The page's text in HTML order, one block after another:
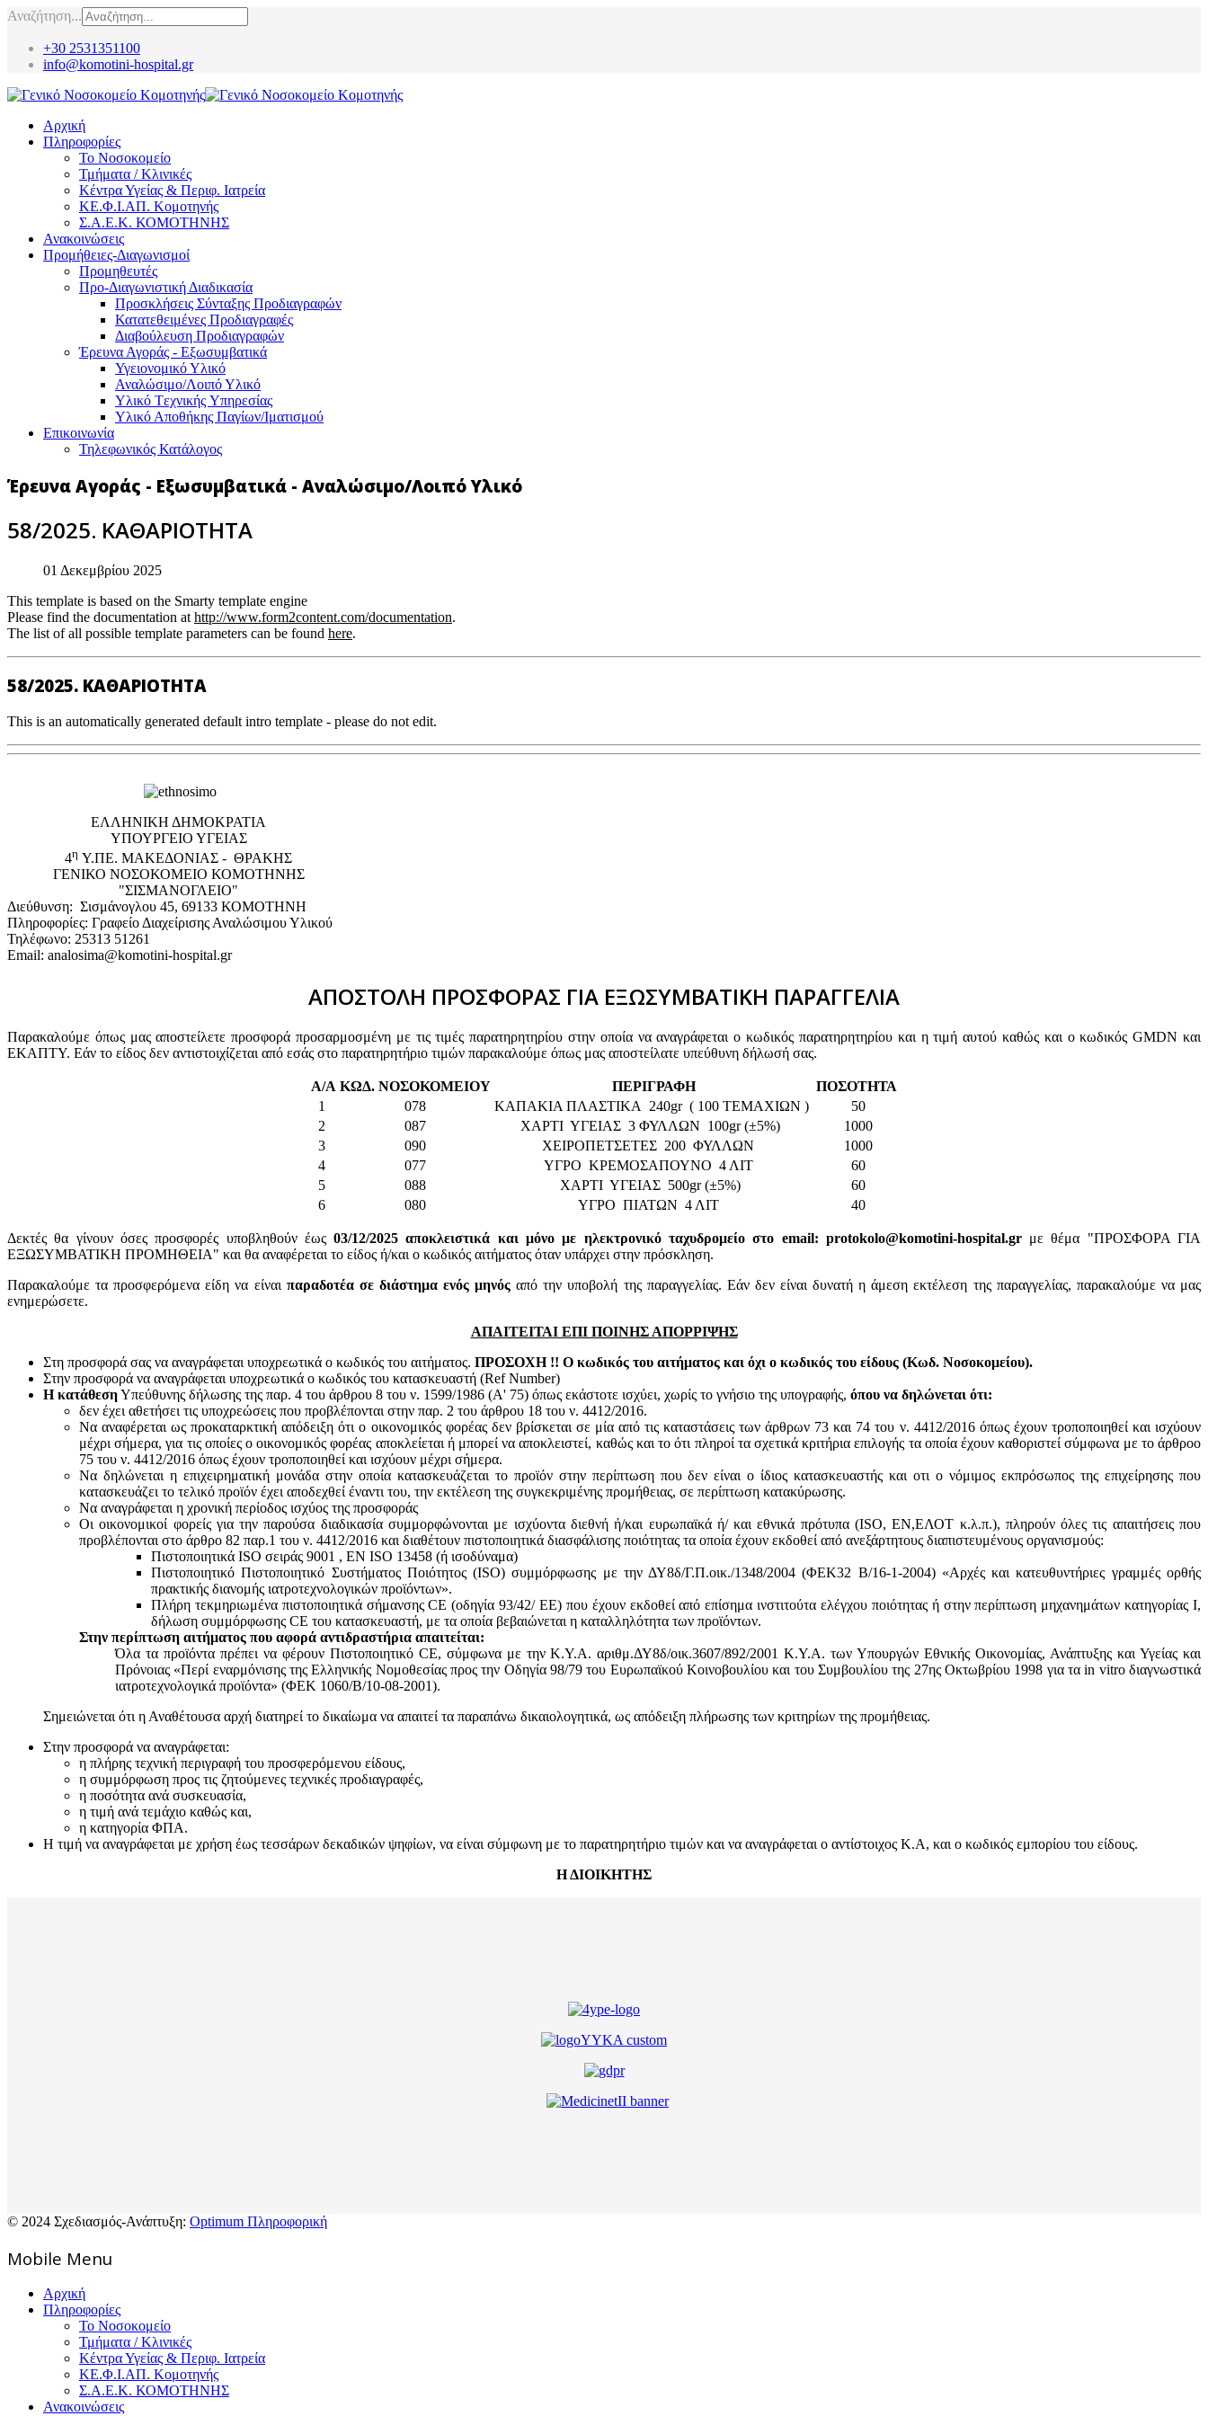
Αναζήτηση...
+30 2531351100
info@komotini-hospital.gr
Αρχική
Πληροφορίες
Το Νοσοκομείο
Τμήματα / Κλινικές
Κέντρα Υγείας & Περιφ. Ιατρεία
ΚΕ.Φ.Ι.ΑΠ. Κομοτηνής
Σ.Α.Ε.Κ. ΚΟΜΟΤΗΝΗΣ
Ανακοινώσεις
Προμήθειες-Διαγωνισμοί
Προμηθευτές
Προ-Διαγωνιστική Διαδικασία
Προσκλήσεις Σύνταξης Προδιαγραφών
Κατατεθειμένες Προδιαγραφές
Διαβούλευση Προδιαγραφών
Έρευνα Αγοράς - Εξωσυμβατικά
Υγειονομικό Υλικό
Αναλώσιμο/Λοιπό Υλικό
Υλικό Tεχνικής Yπηρεσίας
Υλικό Αποθήκης Παγίων/Ιματισμού
Επικοινωνία
Τηλεφωνικός Κατάλογος
Έρευνα Αγοράς - Εξωσυμβατικά - Αναλώσιμο/Λοιπό Υλικό
58/2025. ΚΑΘΑΡΙΟΤΗΤΑ
01 Δεκεμβρίου 2025
This template is based on the Smarty template engine
Please find the documentation at http://www.form2content.com/documentation.
The list of all possible template parameters can be found here.
58/2025. ΚΑΘΑΡΙΟΤΗΤΑ
This is an automatically generated default intro template - please do not edit.
EΛΛΗΝΙΚΗ ΔΗΜΟΚΡΑΤΙΑ
ΥΠΟΥΡΓΕΙΟ ΥΓΕΙΑΣ
4η Υ.ΠΕ. ΜΑΚΕΔΟΝΙΑΣ - ΘΡΑΚΗΣ
ΓΕΝΙΚΟ NΟΣΟΚΟΜΕΙΟ ΚΟΜΟΤΗΝΗΣ
"ΣΙΣΜΑΝΟΓΛΕΙΟ"
Διεύθυνση: Σισμάνογλου 45, 69133 ΚΟΜΟΤΗΝΗ
Πληροφορίες: Γραφείο Διαχείρισης Αναλώσιμου Υλικού
Τηλέφωνο: 25313 51261
Email: analosima@komotini-hospital.gr
ΑΠΟΣΤΟΛΗ ΠΡΟΣΦΟΡΑΣ ΓΙΑ ΕΞΩΣΥΜΒΑΤΙΚΗ ΠΑΡΑΓΓΕΛΙΑ
Παρακαλούμε όπως μας αποστείλετε προσφορά προσαρμοσμένη με τις τιμές παρατηρητηρίου στην οποία να αναγράφεται ο κωδικός παρατηρητηρίου και η τιμή αυτού καθώς και ο κωδικός GMDN και
ΕΚΑΠΤΥ. Εάν το είδος δεν αντιστοιχίζεται από εσάς στο παρατηρητήριο τιμών παρακαλούμε όπως μας αποστείλατε υπεύθυνη δήλωσή σας.
Α/Α ΚΩΔ. ΝΟΣΟΚΟΜΕΙΟΥ ΠΕΡΙΓΡΑΦΗ
ΠΟΣΟΤΗΤΑ
1
078 ΚΑΠΑΚΙΑ ΠΛΑΣΤΙΚΑ 240gr ( 100 ΤΕΜΑΧΙΩΝ )
50
2
087 ΧΑΡΤΙ ΥΓΕΙΑΣ 3 ΦΥΛΛΩΝ 100gr (±5%)
1000
3
090 ΧΕΙΡΟΠΕΤΣΕΤΕΣ 200 ΦΥΛΛΩΝ
1000
4
077 ΥΓΡΟ ΚΡΕΜΟΣΑΠΟΥΝΟ 4 ΛΙΤ
60
5
088 ΧΑΡΤΙ ΥΓΕΙΑΣ 500gr (±5%)
60
6
080 ΥΓΡΟ ΠΙΑΤΩΝ 4 ΛΙΤ 40
Δεκτές θα γίνουν όσες προσφορές υποβληθούν έως03/12/2025 αποκλειστικά και μόνο με ηλεκτρονικό ταχυδρομείο στο email: protokolo@komotini-hospital.grμε θέμα "ΠΡΟΣΦΟΡΑ ΓΙΑ
ΕΞΩΣΥΜΒΑΤΙΚΗ ΠΡΟΜΗΘΕΙΑ" και θα αναφέρεται το είδος ή/και ο κωδικός αιτήματος όταν υπάρχει στην πρόσκληση.
Παρακαλούμε τα προσφερόμενα είδη να είναι παραδοτέα σε διάστημα ενός μηνός από την υποβολή της παραγγελίας. Εάν δεν είναι δυνατή η άμεση εκτέλεση της παραγγελίας, παρακαλούμε να μας
ενημερώσετε.
ΑΠΑΙΤΕΙΤΑΙ ΕΠΙ ΠΟΙΝΗΣ ΑΠΟΡΡΙΨΗΣ
Στη προσφορά σας να αναγράφεται υποχρεωτικά ο κωδικός του αιτήματος. ΠΡΟΣΟΧΗ !! Ο κωδικός του αιτήματος και όχι ο κωδικός του είδους (Κωδ. Νοσοκομείου).
Στην προσφορά να αναγράφεται υποχρεωτικά ο κωδικός του κατασκευαστή (Ref Number)
Η κατάθεσηΥπεύθυνης δήλωσης της παρ. 4 του άρθρου 8 του ν. 1599/1986 (Α' 75) όπως εκάστοτε ισχύει, χωρίς το γνήσιο της υπογραφής, όπου να δηλώνεται ότι:
δεν έχει αθετήσει τις υποχρεώσεις που προβλέπονται στην παρ. 2 του άρθρου 18 του ν. 4412/2016.
Να αναφέρεται ως προκαταρκτική απόδειξη ότι ο οικονομικός φορέας δεν βρίσκεται σε μία από τις καταστάσεις των άρθρων 73 και 74 του ν. 4412/2016 όπως έχουν τροποποιηθεί και ισχύουν
μέχρι σήμερα, για τις οποίες ο οικονομικός φορέας αποκλείεται ή μπορεί να αποκλειστεί, καθώς και το ότι πληροί τα σχετικά κριτήρια επιλογής τα οποία έχουν καθοριστεί σύμφωνα με τo άρθροo
75 του ν. 4412/2016 όπως έχουν τροποποιηθεί και ισχύουν μέχρι σήμερα.
Να δηλώνεται η επιχειρηματική μονάδα στην οποία κατασκευάζεται το προϊόν στην περίπτωση που δεν είναι ο ίδιος κατασκευαστής και oτι ο νόμιμος εκπρόσωπος της επιχείρησης που
κατασκευάζει το τελικό προϊόν έχει αποδεχθεί έναντι του, την εκτέλεση της συγκεκριμένης προμήθειας, σε περίπτωση κατακύρωσης.
Να αναγράφεται η χρονική περίοδος ισχύος της προσφοράς
Οι οικονομικοί φορείς για την παρούσα διαδικασία συμμορφώνονται με ισχύοντα διεθνή ή/και ευρωπαϊκά ή/ και εθνικά πρότυπα (ISO, ΕΝ,ΕΛΟΤ κ.λ.π.), πληρούν όλες τις απαιτήσεις που
προβλέπονται στο άρθρο 82 παρ.1 του ν. 4412/2016 και διαθέτουν πιστοποιητικά διασφάλισης ποιότητας τα οποία έχουν εκδοθεί από ανεξάρτητους διαπιστευμένους οργανισμούς:
Πιστοποιητικά ISO σειράς 9001 , ΕΝ ISO 13458 (ή ισοδύναμα)
Πιστοποιητικό Πιστοποιητικό Συστήματος Ποιότητος (ISO) συμμόρφωσης με την ΔΥ8δ/Γ.Π.οικ./1348/2004 (ΦΕΚ32 Β/16-1-2004) «Αρχές και κατευθυντήριες γραμμές ορθής
πρακτικής διανομής ιατροτεχνολογικών προϊόντων».
Πλήρη τεκμηριωμένα πιστοποιητικά σήμανσης CE (οδηγία 93/42/ ΕΕ) που έχουν εκδοθεί από επίσημα ινστιτούτα ελέγχου ποιότητας ή στην περίπτωση μηχανημάτων κατηγορίας Ι,
δήλωση συμμόρφωσης CE του κατασκευαστή, με τα οποία βεβαιώνεται η καταλληλότητα των προϊόντων.
Στην περίπτωση αιτήματος που αφορά αντιδραστήρια απαιτείται:
Όλα τα προϊόντα πρέπει να φέρουν Πιστοποιητικό CE, σύμφωνα με την Κ.Υ.Α. αριθμ.ΔΥ8δ/οικ.3607/892/2001 Κ.Υ.Α. των Υπουργών Εθνικής Οικονομίας, Ανάπτυξης και Υγείας και
Πρόνοιας «Περί εναρμόνισης της Ελληνικής Νομοθεσίας προς την Οδηγία 98/79 του Ευρωπαϊκού Κοινοβουλίου και του Συμβουλίου της 27ης Οκτωβρίου 1998 για τα in vitro διαγνωστικά
ιατροτεχνολογικά προϊόντα» (ΦΕΚ 1060/Β/10-08-2001).
Σημειώνεται ότι η Αναθέτουσα αρχή διατηρεί το δικαίωμα να απαιτεί τα παραπάνω δικαιολογητικά, ως απόδειξη πλήρωσης των κριτηρίων της προμήθειας.
Στην προσφορά να αναγράφεται:
η πλήρης τεχνική περιγραφή του προσφερόμενου είδους,
η συμμόρφωση προς τις ζητούμενες τεχνικές προδιαγραφές,
η ποσότητα ανά συσκευασία,
η τιμή ανά τεμάχιο καθώς και,
η κατηγορία ΦΠΑ.
Η τιμή να αναγράφεται με χρήση έως τεσσάρων δεκαδικών ψηφίων, να είναι σύμφωνη με το παρατηρητήριο τιμών και να αναγράφεται ο αντίστοιχος Κ.Α, και ο κωδικός εμπορίου του είδους.
Η ΔΙΟΙΚΗΤΗΣ
© 2024 Σχεδιασμός-Ανάπτυξη: Optimum Πληροφορική
Mοbile Menu
Αρχική
Πληροφορίες
Το Νοσοκομείο
Τμήματα / Κλινικές
Κέντρα Υγείας & Περιφ. Ιατρεία
ΚΕ.Φ.Ι.ΑΠ. Κομοτηνής
Σ.Α.Ε.Κ. ΚΟΜΟΤΗΝΗΣ
Ανακοινώσεις